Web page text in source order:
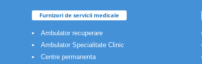
Furnizori de servicii medicale
Ambulator recuperare
Ambulator Specialitate Clinic
Centre permanenta